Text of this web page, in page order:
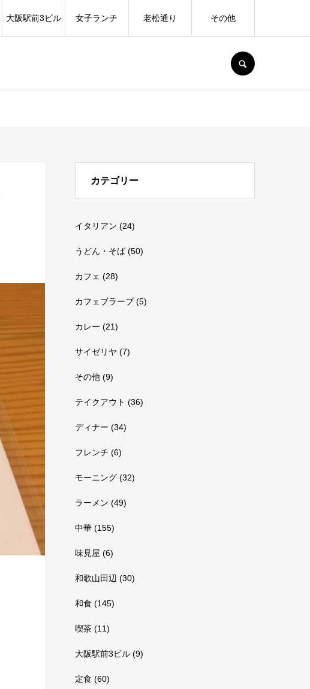
大阪駅前3ビル 女子ランチ 老松通り その他
カテゴリー
イタリアン (24)
うどん・そば(50)
カフェ (28)
カフェブラーブ (5)
カレー (21)
サイゼリヤ (7)
その他 (9)
テイクアウト (36)
ディナー (34)
フレンチ (6)
モーニング (32)
ラーメン (49)
中華 (155)
味見屋 (6)
和歌山田辺 (30)
和食 (145)
喫茶 (11)
大阪駅前3ビル (9)
定食 (60)